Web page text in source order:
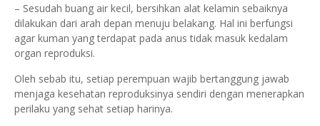
– Sesudah buang air kecil, bersihkan alat kelamin sebaiknya
dilakukan dari arah depan menuju belakang. Hal ini berfungsi
agar kuman yang terdapat pada anus tidak masuk kedalam
organ reproduksi.
Oleh sebab itu, setiap perempuan wajib bertanggung jawab
menjaga kesehatan reproduksinya sendiri dengan menerapkan
perilaku yang sehat setiap harinya.